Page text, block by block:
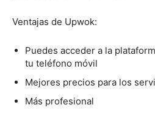
Ventajas de Upwok:
Puedes acceder a la
tu teléfono móvil
Mejores precios para los
Más profesional